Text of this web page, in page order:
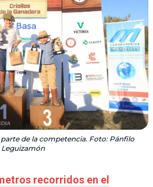
de la competencia. Foto: Pánfilo
Leguizamón
recorridos en el